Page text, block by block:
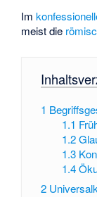
Im
meist die
1
1.1
1.2
1.3
1.4
2